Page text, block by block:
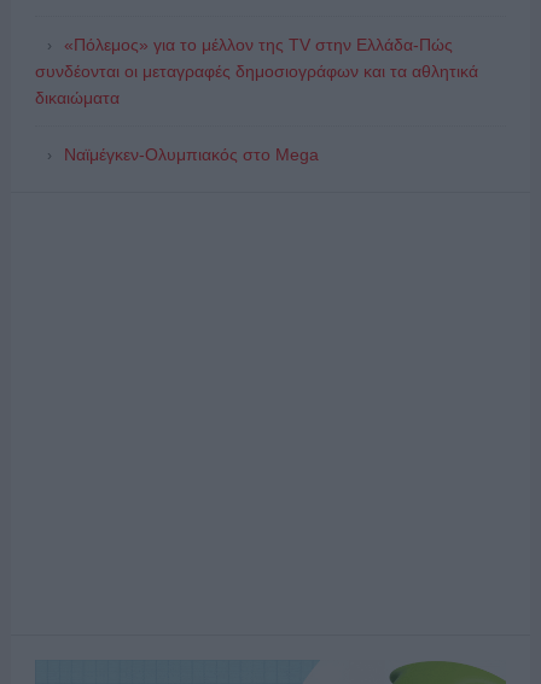
«Πόλεμος» για το μέλλον της TV στην Ελλάδα-Πώς
συνδέονται οι μεταγραφές δημοσιογράφων και τα αθλητικά
δικαιώματα
Ναϊμέγκεν-Ολυμπιακός στο Mega